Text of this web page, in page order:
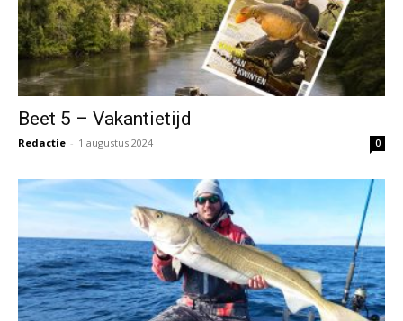
Beet 5 – Vakantietijd
Redactie - 1 augustus 2024 0